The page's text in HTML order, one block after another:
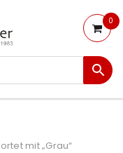
0
mit „Grau“